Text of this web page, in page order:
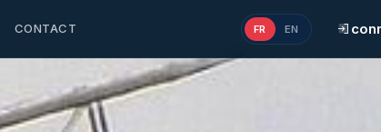
CONTACT FR EN